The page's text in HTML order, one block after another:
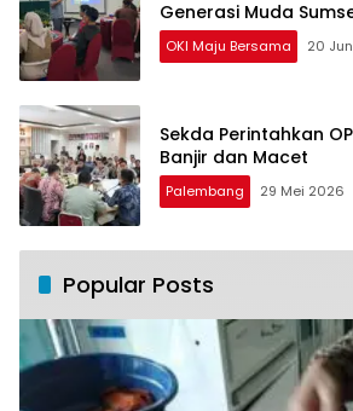
Generasi Muda
OKI Maju Bersama 20
Sekda Perintahkan
Banjir dan Macet
Palembang 29 Mei 2026
Popular Posts